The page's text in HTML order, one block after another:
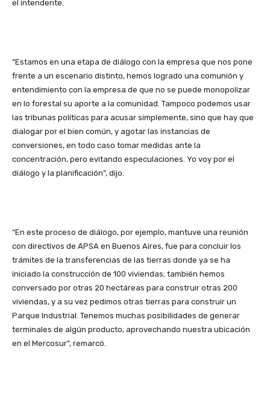
el intendente.
“Estamos en una etapa de diálogo con la empresa que nos pone
frente a un escenario distinto, hemos logrado una comunión y
entendimiento con la empresa de que no se puede monopolizar
en lo forestal su aporte a la comunidad. Tampoco podemos usar
las tribunas políticas para acusar simplemente, sino que hay que
dialogar por el bien común, y agotar las instancias de
conversiones, en todo caso tomar medidas ante la
concentración, pero evitando especulaciones. Yo voy por el
diálogo y la planificación”, dijo.
“En este proceso de diálogo, por ejemplo, mantuve una reunión
con directivos de APSA en Buenos Aires, fue para concluir los
trámites de la transferencias de las tierras donde ya se ha
iniciado la construcción de 100 viviendas; también hemos
conversado por otras 20 hectáreas para construir otras 200
viviendas, y a su vez pedimos otras tierras para construir un
Parque Industrial. Tenemos muchas posibilidades de generar
terminales de algún producto, aprovechando nuestra ubicación
en el Mercosur”, remarcó.